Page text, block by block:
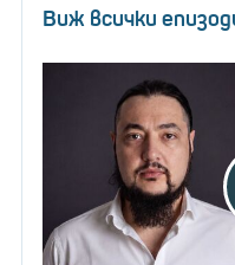
Виж всички